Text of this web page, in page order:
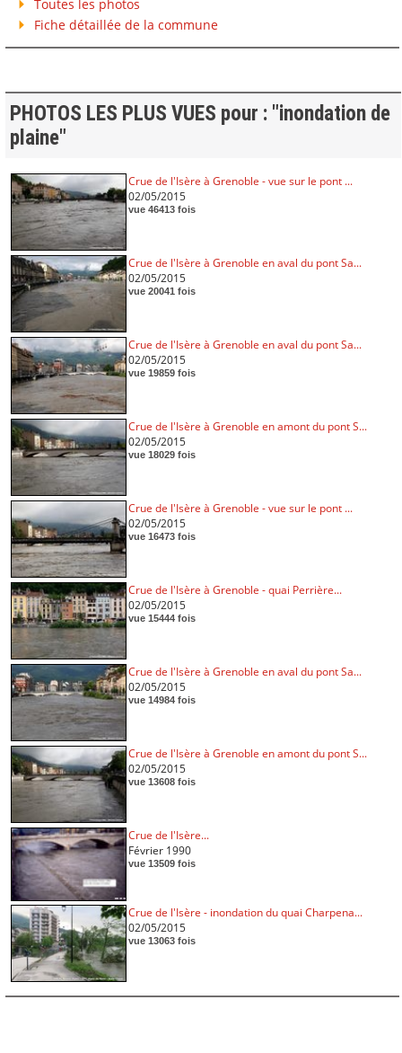
Toutes les photos
Fiche détaillée de la commune
PHOTOS LES PLUS VUES pour : "inondation de
plaine"
Crue de l'Isère à Grenoble - vue sur le pont ...
02/05/2015
vue 46413 fois
Crue de l'Isère à Grenoble en aval du pont Sa...
02/05/2015
vue 20041 fois
Crue de l'Isère à Grenoble en aval du pont Sa...
02/05/2015
vue 19859 fois
Crue de l'Isère à Grenoble en amont du pont S...
02/05/2015
vue 18029 fois
Crue de l'Isère à Grenoble - vue sur le pont ...
02/05/2015
vue 16473 fois
Crue de l'Isère à Grenoble - quai Perrière...
02/05/2015
vue 15444 fois
Crue de l'Isère à Grenoble en aval du pont Sa...
02/05/2015
vue 14984 fois
Crue de l'Isère à Grenoble en amont du pont S...
02/05/2015
vue 13608 fois
Crue de l'Isère...
Février 1990
vue 13509 fois
Crue de l'Isère - inondation du quai Charpena...
02/05/2015
vue 13063 fois